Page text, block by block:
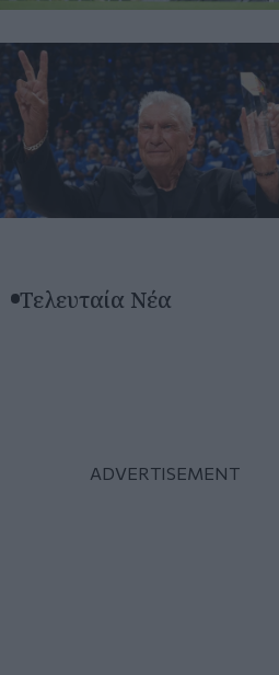
Τελευταία Νέα